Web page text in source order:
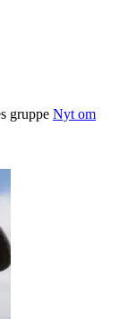
gruppe Nyt om